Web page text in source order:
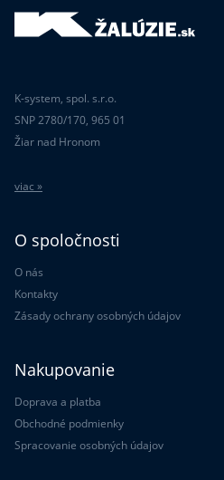
K-system, spol. s.r.o.
SNP 2780/170, 965 01
Žiar nad Hronom
viac »
O spoločnosti
O nás
Kontakty
Zásady ochrany osobných údajov
Nakupovanie
Doprava a platba
Obchodné podmienky
Spracovanie osobných údajov